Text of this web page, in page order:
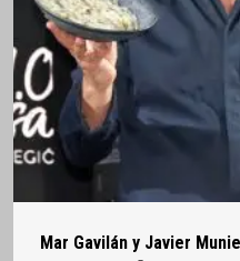
Mar Gavilán y Javier